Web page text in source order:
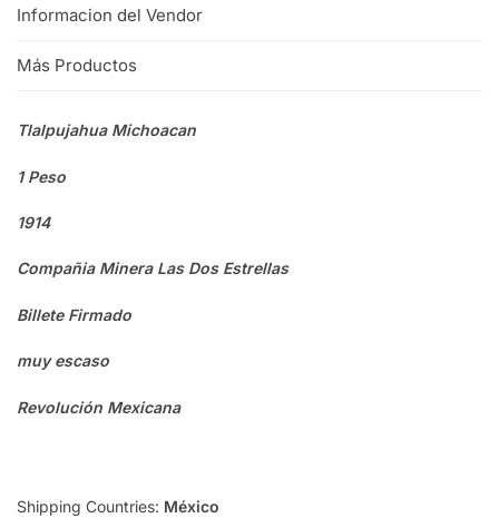
Informacion del Vendor
Más Productos
Tlalpujahua Michoacan
1 Peso
1914
Compañia Minera Las Dos Estrellas
Billete Firmado
muy escaso
Revolución Mexicana
Shipping Countries: México